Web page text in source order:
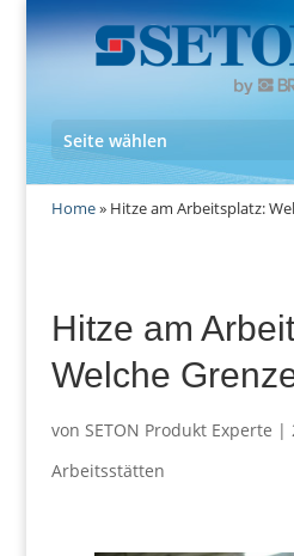
Seite wählen
Home» Hitze am Arbeitsplatz:
Hitze am
Welche
von SETON Produkt Experte |
Arbeitsstätten